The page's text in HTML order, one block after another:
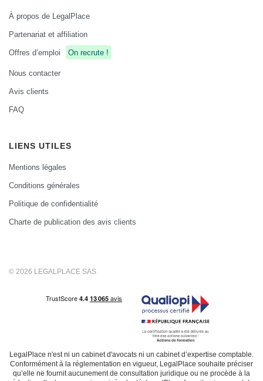
À propos de LegalPlace
Partenariat et affiliation
Offres d’emploi
On recrute !
Nous contacter
Avis clients
FAQ
LIENS UTILES
Mentions légales
Conditions générales
Politique de confidentialité
Charte de publication des avis clients
© 2026 LEGALPLACE SAS
LegalPlace n'est ni un cabinet d'avocats ni un cabinet d’expertise comptable.
Conformément à la réglementation en vigueur, LegalPlace souhaite préciser
qu’elle ne fournit aucunement de consultation juridique ou ne procède à la